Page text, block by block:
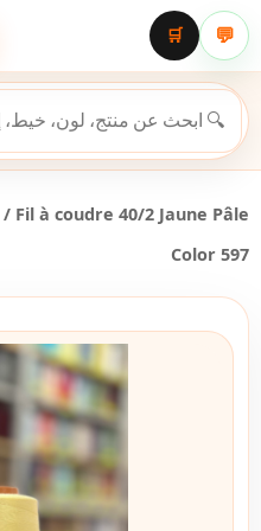
💬
🛒
/ Fil à coudre 40/2 Jaune Pâle
Color 597